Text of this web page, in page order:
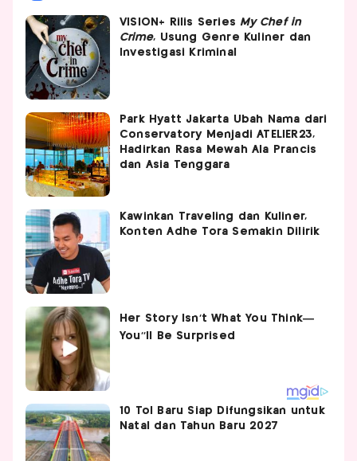
VISION+ Rilis Series My Chef in
Crime, Usung Genre Kuliner dan
Investigasi Kriminal
Park Hyatt Jakarta Ubah Nama dari
Conservatory Menjadi ATELIER23,
Hadirkan Rasa Mewah Ala Prancis
dan Asia Tenggara
Kawinkan Traveling dan Kuliner,
Konten Adhe Tora Semakin Dilirik
10 Tol Baru Siap Difungsikan untuk
Natal dan Tahun Baru 2027